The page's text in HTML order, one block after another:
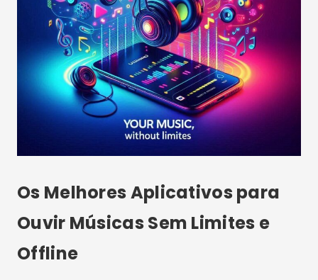
Os Melhores Aplicativos para
Ouvir Músicas Sem Limites e
Offline